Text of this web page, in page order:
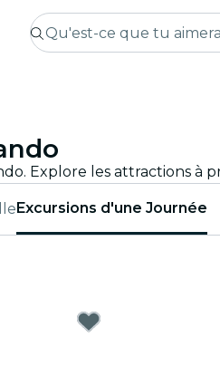
Excursions d'une Journée